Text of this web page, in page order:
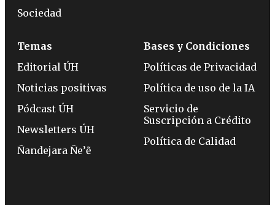
Sociedad
Temas
Editorial ÚH
Noticias positivas
Pódcast ÚH
Newsletters ÚH
Ñandejara Ñe’ẽ
Bases y Condiciones
Políticas de Privacidad
Política de uso de la IA
Servicio de
Suscripción a Crédito
Política de Calidad